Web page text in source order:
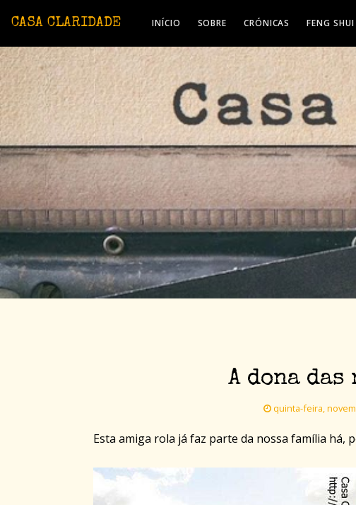
CASA CLARIDADE INÍCIO SOBRE CRÓNICAS FENG SHUI
A dona
quinta-feira,
Esta amiga rola já faz parte da nossa família há,